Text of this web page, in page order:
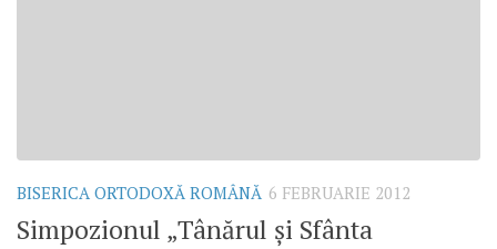
BISERICA ORTODOXĂ ROMÂNĂ 6 FEBRUARIE 2012
Simpozionul „Tânărul şi Sfânta